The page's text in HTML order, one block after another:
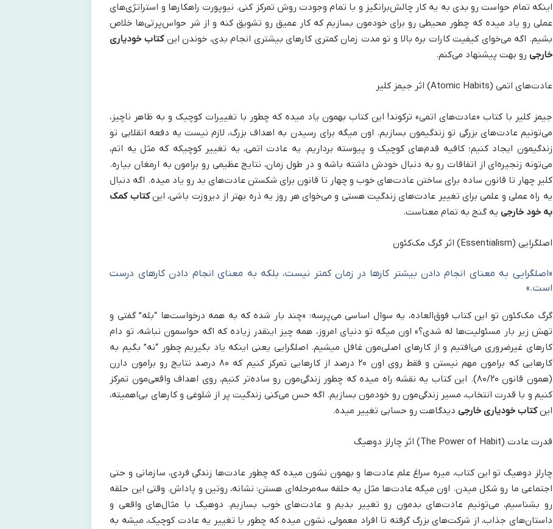
اینکه تمام حواست رو بدی به یه کار چالش‌برانگیز و با تمام وجودت روش تمرکز کنی. نیوپورت راهکارها و استراتژی‌های
عملی رو یاد میده که چطور محیطی رو برای خودمون بسازیم که کار عمیق رو تشویق کنه و از شر حواس‌پرتی‌ها خلاص
بشیم. اگه می‌خوای کیفیت کارات بره بالا و تو مدت زمان کمتری کارهای بیشتری انجام بدی، خوندن اینکتاب خودیاری
خارجی رو بهت پیشنهاد می‌کنم.
عادت‌های اتمی (Atomic Habits) اثر جیمز کلیر
جیمز کلیر با کتاب «عادت‌های اتمی» ترکوند! این کتاب بهمون یاد میده که چطور با تغییرات کوچیک و به ظاهر ناچیز،
می‌تونیم عادت‌های بزرگی تو زندگیمون بسازیم. اون میگه برای رسیدن به اهداف بزرگ، لازم نیست یه دفعه انقلابی تو
زندگیمون ایجاد کنیم؛ کافیه قدم‌های کوچیک و پیوسته برداریم. یه عادت اتمی، یه تغییر کوچیکه که مثل یه اتم،
می‌تونه زنجیره‌ای از اتفاقات رو به دنبال خودش داشته باشه و در طول زمان، نتایج عظیمی رو برامون به ارمغان بیاره.
کلیر چهار تا قانون ساده برای ساختن عادت‌های خوب و چهار تا قانون برای شکستن عادت‌های بد رو یاد میده. اگه دنبال
یه راه عملی و علمی برای تغییر عادت‌های زندگیت هستی و می‌خوای هر روز یه ذره بهتر از دیروزت باشی، اینکتاب کمک
به خود خارجی یه گنج به تمام معناست.
اصلگرایی (Essentialism) اثر گرگ مک‌کئون
«اصلگرایی به معنای انجام دادن بیشتر کارها در زمان کمتر نیست، بلکه به معنای انجام دادن کارهای درست
است.»
گرگ مک‌کئون تو این کتاب فوق‌العاده، یه سوال اساسی می‌پرسه: «چند بار شده که به همه درخواست‌ها “بله” گفتی و
تهش زیر بار مسئولیت‌ها له شدی؟» اون میگه تو دنیای امروز، همه چیز اینقدر زیاده که اگه حواسمون نباشه، تو دام
کارهای غیرضروری می‌افتیم و از کارهای اصلی‌مون غافل میشیم. اصلگرایی یعنی اینکه یاد بگیریم چطور “نه” بگیم به
کارهایی که برامون مهم نیستن و فقط روی اون ۲۰ درصد از کارهایی تمرکز کنیم که ۸۰ درصد نتایج رو برامون دارن
(همون قانون ۸۰/۲۰). این کتاب یه نقشه راه میده که چطور زندگی‌مون رو ساده‌تر کنیم، روی اهداف واقعی‌مون تمرکز
کنیم و با قدرت انتخاب، مسیر زندگی‌مون رو خودمون بسازیم. اگه حس می‌کنی زندگیت پر از شلوغی و کارهای بی‌اهمیته،
اینکتاب خودیاری خارجی دیدگاهت رو حسابی تغییر میده.
قدرت عادت (The Power of Habit) اثر چارلز دوهیگ
چارلز دوهیگ تو این کتاب، میره سراغ علم عادت‌ها و بهمون نشون میده که چطور عادت‌ها زندگی فردی، سازمانی و حتی
اجتماعی ما رو شکل میدن. اون میگه عادت‌ها مثل یه حلقه سه‌مرحله‌ای هستن: نشانه، روتین و پاداش. وقتی این حلقه
رو بشناسیم، می‌تونیم عادت‌های بدمون رو تغییر بدیم و عادت‌های خوب بسازیم. دوهیگ با مثال‌های واقعی و
داستان‌های جذاب، از شرکت‌های بزرگ گرفته تا افراد معمولی، نشون میده که چطور با تغییر یه عادت کوچیک، میشه به